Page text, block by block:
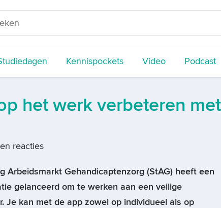
Kennispockets Video Podcast
het werk verbeteren met
reacties
Arbeidsmarkt Gehandicaptenzorg (StAG) heeft een
gelanceerd om te werken aan een veilige
Je kan met de app zowel op individueel als op